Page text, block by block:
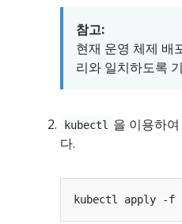
참고:
현재 운영 체제 배
리와 일치하도록
kubectl
을 이용하
다.